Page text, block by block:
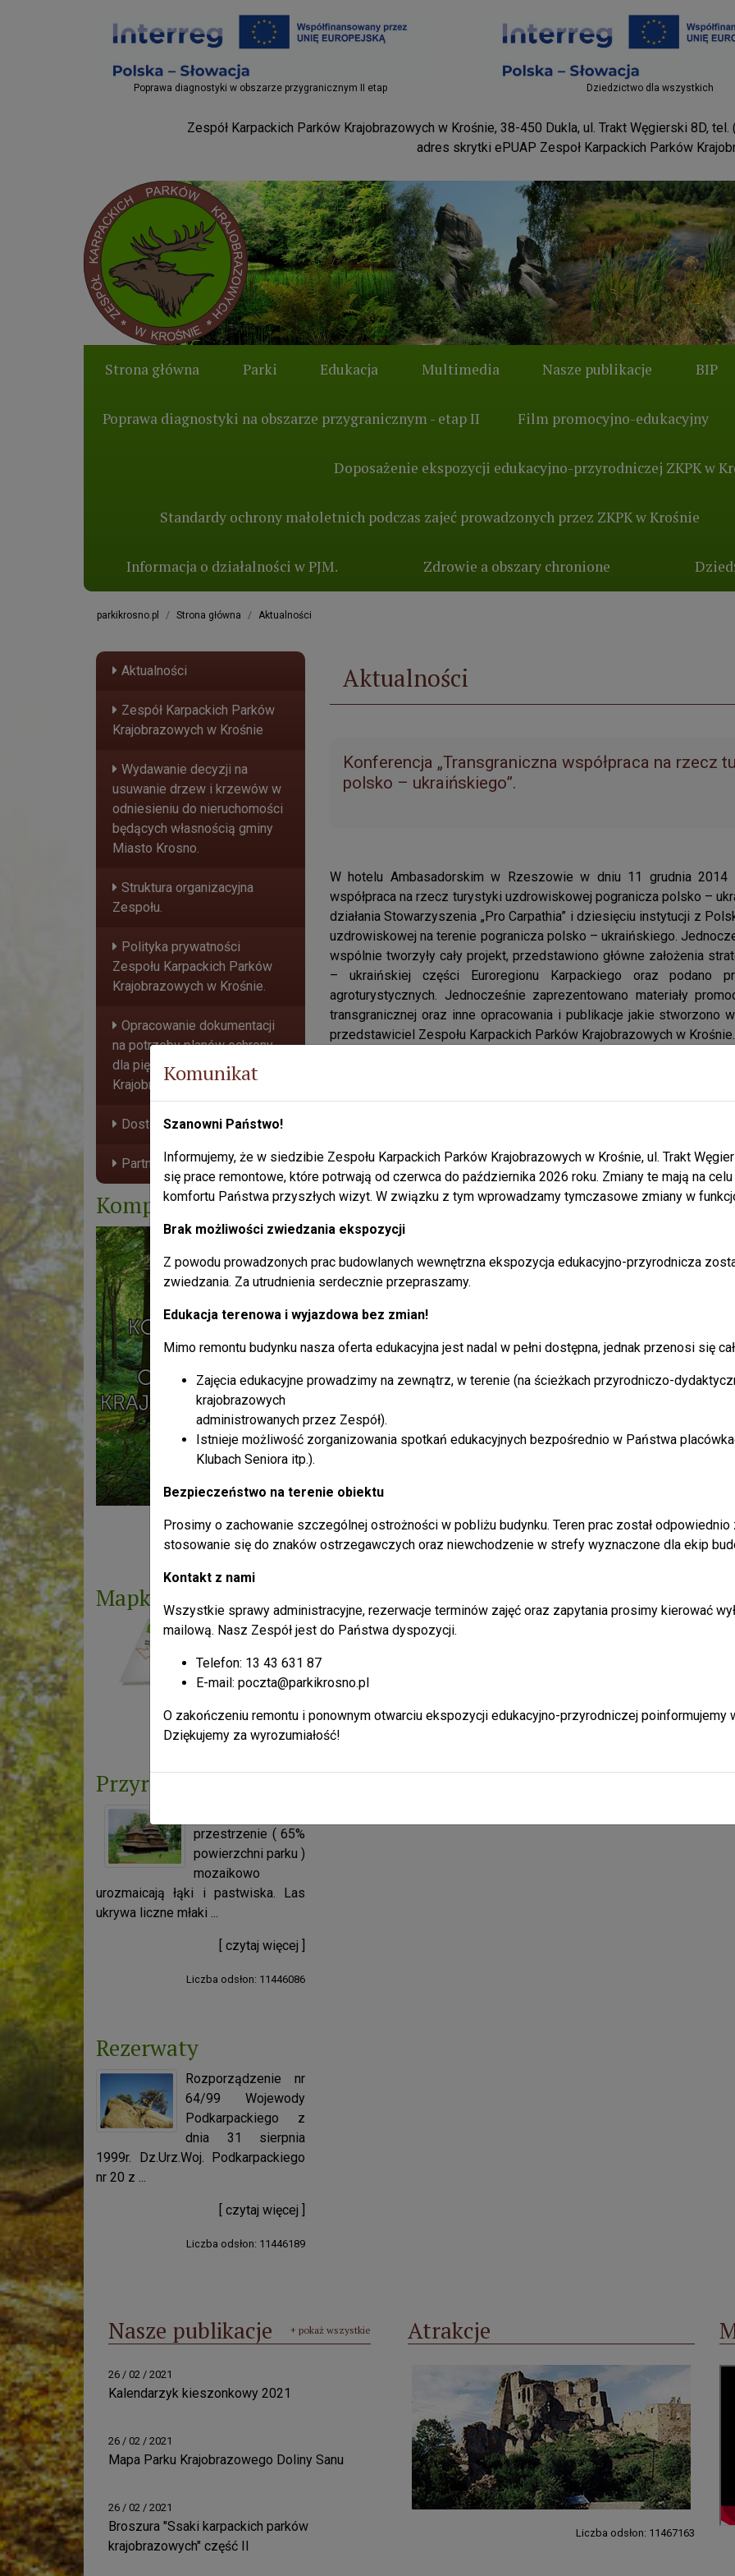
Projekty EU
Poprawa diagnostyki w obszarze przygranicznym II etap
Projekty EU
Dziedzictwo dla wszystkich
Zespół Karpackich Parków Krajobrazowych w Krośnie, 38-450 Dukla, ul. Trakt Węgierski 8D,
adres skrytki ePUAP Zespoł Karpackich Parków
Parki Krosno
Logo serwisu
Strona główna Parki Edukacja Multimedia Nasze publikacje BIP
Poprawa diagnostyki na obszarze przygranicznym - etap II Film promocyjno-edukacyjny
Doposażenie ekspozycji edukacyjno-przyrodniczej ZKPK w
Standardy ochrony małoletnich podczas zajeć prowadzonych przez ZKPK w Krośnie
Informacja o działalności w PJM. Zdrowie a obszary chronione
parkikrosno.pl Strona główna Aktualności
Aktualności
Zespół Karpackich Parków
Krajobrazowych w Krośnie
Wydawanie decyzji na
usuwanie drzew i krzewów w
odniesieniu do nieruchomości
będących własnością gminy
Miasto Krosno.
Struktura organizacyjna
Zespołu.
Polityka prywatności
Zespołu Karpackich Parków
Krajobrazowych w Krośnie.
Opracowanie dokumentacji
na potrzeby planów ochrony
dla pięciu Parków
Krajobrazowych.
Dostępność Plus
Partnerzy
Kompendium wiedzy
Liczba odsłon: 4105175
Mapka
Liczba odsłon: 11446714
Przyroda
przestrzenie ( 65%
powierzchni parku )
mozaikowo
urozmaicają łąki i pastwiska. Las
ukrywa liczne młaki ...
[ czytaj więcej ]
Liczba odsłon: 11446086
Rezerwaty
Rozporządzenie nr
64/99 Wojewody
Podkarpackiego z
dnia 31 sierpnia
1999r. Dz.Urz.Woj. Podkarpackiego
nr 20 z ...
[ czytaj więcej ]
Liczba odsłon: 11446189
Aktualności
Konferencja „Transgraniczna współpraca na rzecz
polsko – ukraińskiego”.
W hotelu Ambasadorskim w Rzeszowie w dniu 11 grudnia 2014
współpraca na rzecz turystyki uzdrowiskowej pogranicza polsko –
działania Stowarzyszenia „Pro Carpathia” i dziesięciu instytucji z
uzdrowiskowej na terenie pogranicza polsko – ukraińskiego.
wspólnie tworzyły cały projekt, przedstawiono główne założenia
– ukraińskiej części Euroregionu Karpackiego oraz podano
agroturystycznych. Jednocześnie zaprezentowano materiały
transgranicznej oraz inne opracowania i publikacje jakie stworzono
przedstawiciel Zespołu Karpackich Parków Krajobrazowych w Krośnie.
Nasze publikacje + pokaż wszystkie
26 / 02 / 2021
Kalendarzyk kieszonkowy 2021
26 / 02 / 2021
Mapa Parku Krajobrazowego Doliny Sanu
26 / 02 / 2021
Broszura "Ssaki karpackich parków
krajobrazowych" część II
Atrakcje
Liczba odsłon: 11467163
Komunikat
Szanowni Państwo!
Informujemy, że w siedzibie Zespołu Karpackich Parków Krajobrazowych w Krośnie, ul. Trakt
się prace remontowe, które potrwają od czerwca do października 2026 roku. Zmiany te mają na
komfortu Państwa przyszłych wizyt. W związku z tym wprowadzamy tymczasowe zmiany w
Brak możliwości zwiedzania ekspozycji
Z powodu prowadzonych prac budowlanych wewnętrzna ekspozycja edukacyjno-przyrodnicza
zwiedzania. Za utrudnienia serdecznie przepraszamy.
Edukacja terenowa i wyjazdowa bez zmian!
Mimo remontu budynku nasza oferta edukacyjna jest nadal w pełni dostępna, jednak przenosi się
Zajęcia edukacyjne prowadzimy na zewnątrz, w terenie (na ścieżkach przyrodniczo-
krajobrazowych
administrowanych przez Zespół).
Istnieje możliwość zorganizowania spotkań edukacyjnych bezpośrednio w Państwa
Klubach Seniora itp.).
Bezpieczeństwo na terenie obiektu
Prosimy o zachowanie szczególnej ostrożności w pobliżu budynku. Teren prac został
stosowanie się do znaków ostrzegawczych oraz niewchodzenie w strefy wyznaczone dla ekip
Kontakt z nami
Wszystkie sprawy administracyjne, rezerwacje terminów zajęć oraz zapytania prosimy kierować
mailową. Nasz Zespół jest do Państwa dyspozycji.
Telefon: 13 43 631 87
E-mail: poczta@parkikrosno.pl
O zakończeniu remontu i ponownym otwarciu ekspozycji edukacyjno-przyrodniczej poinformujemy
Dziękujemy za wyrozumiałość!